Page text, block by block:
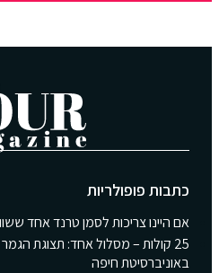
כתבות פופולריות
אם היינו צריכות לסמן טרנד אחד
25 קולות – מסלול אחד: תצוגת
באוניברסיטת חיפה